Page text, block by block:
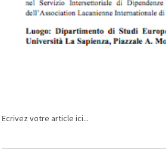
Ecrivez votre article ici...